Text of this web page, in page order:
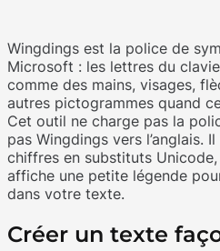
Wingdings est la police de
Microsoft : les lettres du
comme des mains, visages,
autres pictogrammes quand
Cet outil ne charge pas la
pas Wingdings vers l’anglais.
chiffres en substituts
affiche une petite légende
dans votre texte.
Créer un texte